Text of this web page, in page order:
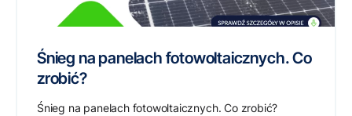
Śnieg na panelach fotowoltaicznych. Co
zrobić?
Śnieg na panelach fotowoltaicznych. Co zrobić?